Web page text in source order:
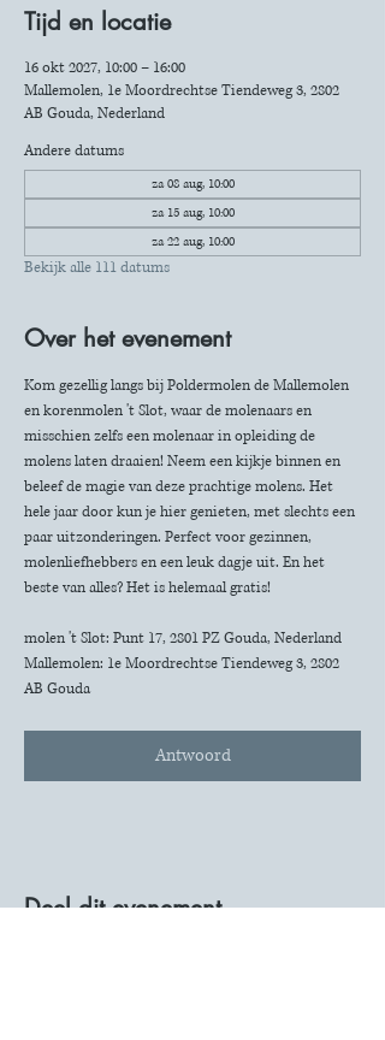
Tijd en locatie
16 okt 2027, 10:00 – 16:00
Mallemolen, 1e Moordrechtse Tiendeweg 3, 2802
AB Gouda, Nederland
Andere datums
za 08 aug, 10:00
za 15 aug, 10:00
za 22 aug, 10:00
Bekijk alle 111 datums
Over het evenement
Kom gezellig langs bij Poldermolen de Mallemolen
en korenmolen 't Slot, waar de molenaars en
misschien zelfs een molenaar in opleiding de
molens laten draaien! Neem een kijkje binnen en
beleef de magie van deze prachtige molens. Het
hele jaar door kun je hier genieten, met slechts een
paar uitzonderingen. Perfect voor gezinnen,
molenliefhebbers en een leuk dagje uit. En het
beste van alles? Het is helemaal gratis!
molen 't Slot: Punt 17, 2801 PZ Gouda, Nederland
Mallemolen: 1e Moordrechtse Tiendeweg 3, 2802
AB Gouda
Antwoord
Deel dit evenement